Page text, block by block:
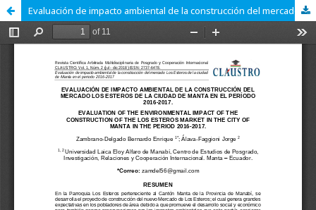
Evaluación de impacto ambiental de la construcción del mercado Los Esteros de la ciudad de Manta en el período 2016-2017